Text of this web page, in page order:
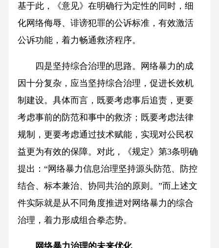
基于此，《意见》在明确行为定性的同时，细
化网络侮辱、诽谤犯罪的公诉标准，有效激活
公诉功能，着力畅通救济程序。
四是坚持综合治理的思路。网络暴力的成
因十分复杂，应当坚持综合治理，促进长效机
制建设。具体而言，既要考虑事后追责，更要
考虑事前的防范和事中的救济；既要考虑法律
规制，更要考虑通过技术赋能，实现对公民权
益更为有效的保障。对此，《规定》第3条明确
提出：“网络暴力信息治理坚持源头防范、防控
结合、标本兼治、协同共治的原则。”而上述文
件实际就是从不同角度推进对网络暴力的综合
治理，着力形成组合拳态势。
网络暴力治理的未来优化